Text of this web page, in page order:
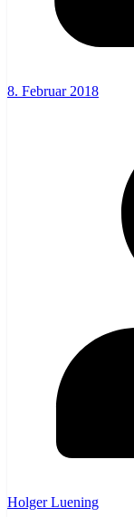
8. Februar 2018
Holger Luening